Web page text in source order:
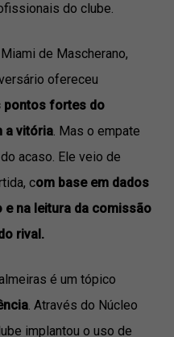
do clube.
de Mascherano,
ofereceu
pontos fortes do
a vitória. Mas o empate
acaso. Ele veio de
com base em dados
e na leitura da comissão
rival.
é um tópico
. Através do Núcleo
implantou o uso de